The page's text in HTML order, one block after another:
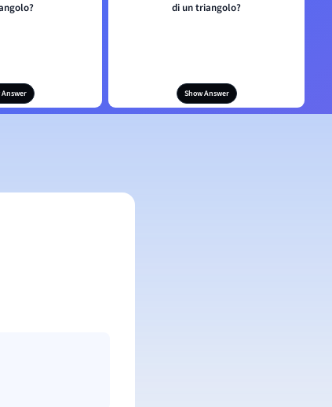
Answer
di un triangolo?
Show Answer